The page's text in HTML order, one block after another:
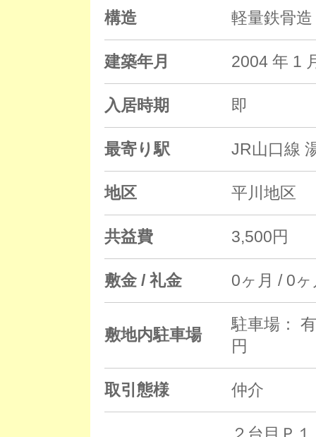
構造 軽量鉄骨
建築年月 2004 年
入居時期 即
最寄り駅 JR山口線
地区 平川地区
共益費 3,500円
敷金 / 礼金 0ヶ月 / 0ヶ
敷地内駐車場
駐車場：
円
取引態様 仲介